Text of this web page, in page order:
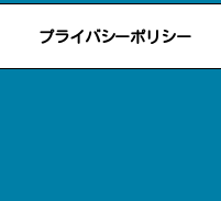
プライバシーポリシー